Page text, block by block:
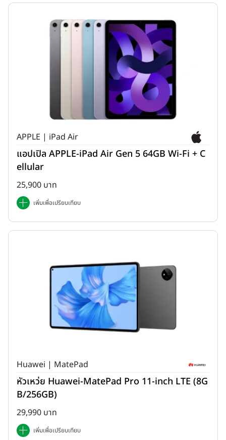
APPLE | iPad Air
แอปเปิล APPLE-iPad Air Gen 5 64GB Wi-Fi + C
ellular
25,900 บาท
เพิ่มเพื่อเปรียบเทียบ
Huawei | MatePad
หัวเหว่ย Huawei-MatePad Pro 11-inch LTE (8G
B/256GB)
29,990 บาท
เพิ่มเพื่อเปรียบเทียบ